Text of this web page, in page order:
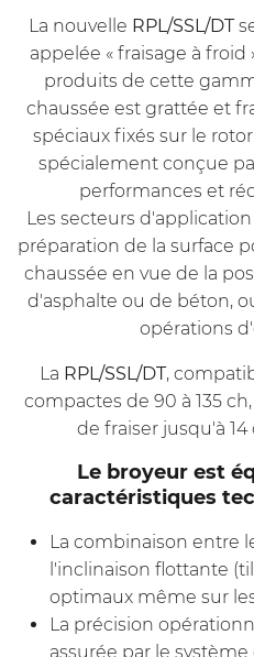
La nouvelle RPL/SSL/DT
appelée « fraisage à
produits de cette
chaussée est grattée et
spéciaux fixés sur le
spécialement conçue
performances et
Les secteurs d'application
préparation de la surface
chaussée en vue de la
d'asphalte ou de béton,
opérations
La RPL/SSL/DT,
compactes de 90 à 135
de fraiser jusqu'à
Le broyeur est
caractéristiques
La combinaison entre
l'inclinaison flottante
optimaux même sur
La précision
assurée par le